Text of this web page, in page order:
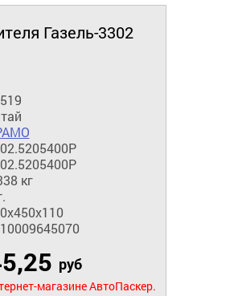
Газель-3302
кг
руб
магазине АвтоПаскер.